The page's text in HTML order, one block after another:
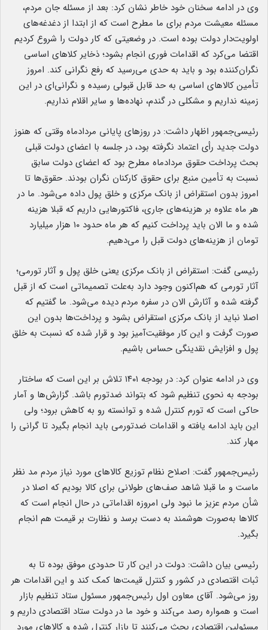
وی در ادامه سخنان خود خاطر نشان کرد: بعد از مسئله جان مردم،
مسئله معیشت مردم برای ما مطرح است که از ابتدا از دغدغه‌های
اولویت‌دار دولت بوده است. در وضعیتی که کار دولت را شروع کردیم
اقتضا می‌کرد که اقدامات فوری انجام بشود؛ ذخایر کلاهای اساسی
نگران‌کننده بود و باید به حدی می‌رسید که رفع نگرانی کند. امروز
تأمین کالاهای اساسی به حد قابل قبولی رسیده و نگرانی‌ای در این
زمینه نداریم و مشکلی در گندم، نهاده‌ها و سایر اقلام نداریم.
رئیسی‌جمهور اظهار داشت: در روزهای پایانی مردادماه وقتی که هنوز
دولت جدید رأی اعتماد نگرفته بود، در جلسه با اعضای دولت قبلی
بحث پرداخت حقوق مردادماه مطرح بود که اعضای دولت سابق
نسبت به تأمین منبع برای حقوق کارکنان نگران بودند. حقوق‌ها تا
امروز بدون استقراض از بانک مرکزی و خلق پول داده می‌شود. ما در
هر ماه علاوه بر هزینه‌های جاری، فاکتورهایی داریم که قبلا هزینه
شده و ما الان باید پرداخت کنیم که هر ماه حدود ۱۰ هزار میلیارد
تومان از هزینه‌های دولت قبل را می‌دهیم.
رئیسی گفت: استقراض از بانک مرکزی یعنی خلق پول و آثار تورمی؛
آثار تورمی که هم‌اکنون وجود دارد به‌علت تصمیماتی است که از قبل
گرفته شده و آثارش الان در سفره مردم دیده می‌شود. ما گفتیم که
اصلا نباید از بانک مرکزی استقراض بشود و پرداخت‌ها بدون این
صورت گرفت و این کار موفقیت‌آمیز بود و قرار شده که نسبت به خلق
پول و افزایش نقدینگی حساس باشیم.
وی در ادامه عنوان کرد: در بودجه ۱۴۰۱ تلاش بر این است که ساختار
بودجه به نحوی تنظیم شود که بتواند ضدتورم باشد. گزارش‌ها و آمار
حاکی است که تورم کنترل شده و توانسته رو به کاهش برود؛ ولی
این باید ادامه یافته و اقدامات ضدتورمی باید انجام بگیرد تا گرانی را
مهار کند.
رئیس‌جمهور گفت: اصلاح نظام توزیع کالاهای مورد نیاز مردم مد نظر
ماست و ما قبلا شاهد صف‌های طولانی برای کالا بودیم که اصلا در
شأن مردم عزیز ما نبود ولی امروزه اقداماتی در حال انجام است که
کالاها به‌صورت هوشمند به دست برسد و نظارت بر قیمت هم انجام
بگیرد.
رئیسی بیان داشت:‌ دولت در این کار تا حدودی موفق بوده تا به
ثبات اقتصادی در کشور و کنترل قیمت‌ها کمک کند و این اقدامات هر
روز می‌شود. آقای معاون اول رئیس‌جمهور مسئول ستاد تنظیم بازار
است و همواره رصد می‌کند و خود ما در دولت ستاد اقتصادی داریم و
مسئولین اقتصادی بحث می‌کنند تا بازار کنترل شده و کالاهای مورد